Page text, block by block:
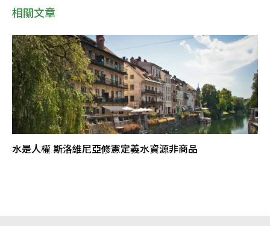
相關文章
水是人權 斯洛維尼亞修憲定義水資源非商品